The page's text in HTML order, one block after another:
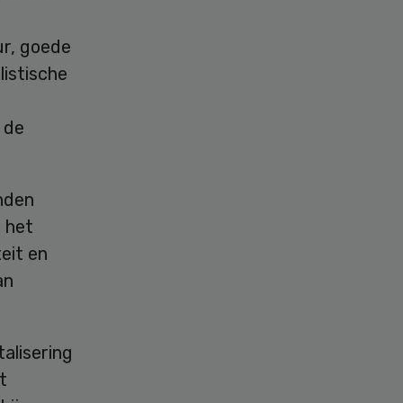
goede
het
en